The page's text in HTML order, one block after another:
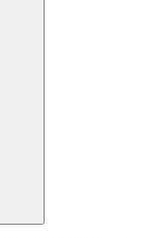
construímos